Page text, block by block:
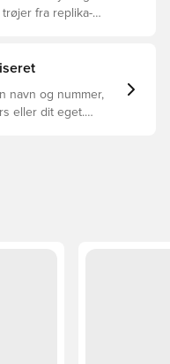
fra replika-
navn og nummer,
eller dit eget.